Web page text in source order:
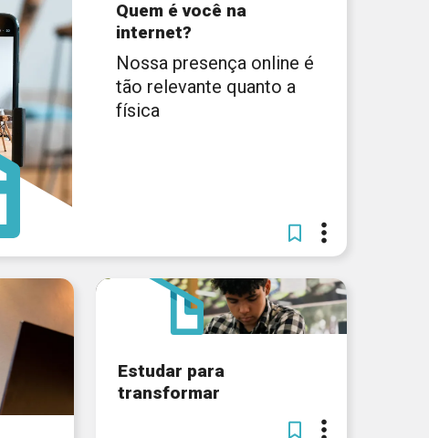
Quem é você na
internet?
Nossa presença online é
tão relevante quanto a
física
Estudar para
transformar